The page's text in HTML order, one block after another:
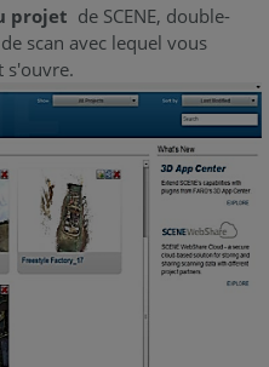
projet de SCENE, double-
scan avec lequel vous
s'ouvre.